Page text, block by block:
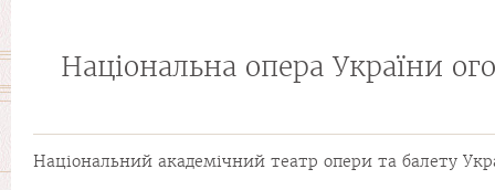
Національна опера України
Національний академічний театр опери та балету